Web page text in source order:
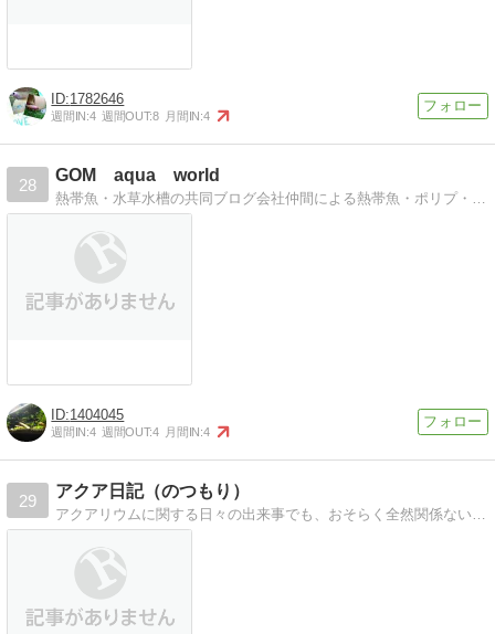
1782646
週間IN:4 週間OUT:8 月間IN:4
28
GOM aqua world
1404045
週間IN:4 週間OUT:4 月間IN:4
29
アクア日記（のつもり）